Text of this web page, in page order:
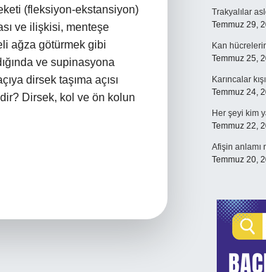
(fleksiyon-ekstansiyon)
ve ilişkisi, menteşe
ağza götürmek gibi
ve supinasyona
dirsek taşıma açısı
Dirsek, kol ve ön kolun
Trakyalılar
Temmuz 29,
Kan
Temmuz 25,
Karıncalar
Temmuz 24,
Her şeyi kim
Temmuz 22,
Afişin anlamı
Temmuz 20,